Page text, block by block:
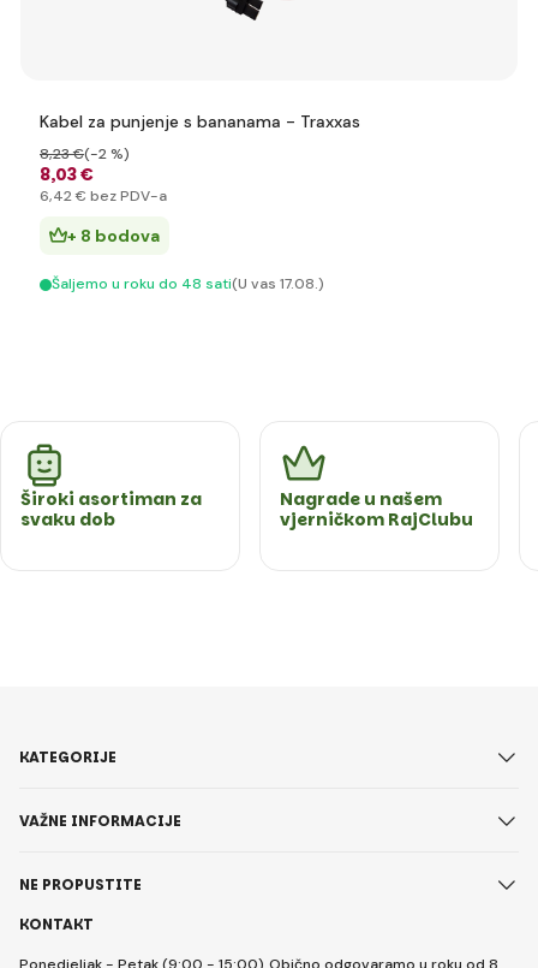
Kabel za punjenje s bananama - Traxxas
8,03 €
8,23 €(-2 %)
6,42 € bez PDV-a
+ 8 bodova
Šaljemo u roku do 48 sati(U vas 17.08.)
Široki asortiman za
svaku dob
Nagrade u našem
vjerničkom RajClubu
KONTAKT
KATEGORIJE
VAŽNE INFORMACIJE
NE PROPUSTITE